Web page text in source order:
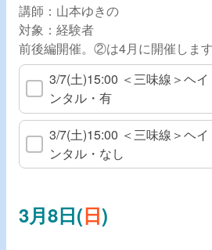
講師：山本ゆきの
対象：経験者
前後編開催。②は4月に開催します
3/7(土)15:00 ＜三味線＞ヘ
ンタル・有
3/7(土)15:00 ＜三味線＞ヘ
ンタル・なし
3月8日(日)